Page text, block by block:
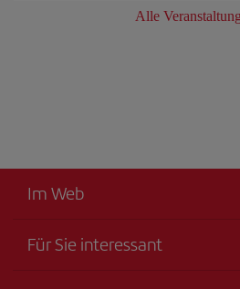
Alle
Im Web
Für Sie interessant